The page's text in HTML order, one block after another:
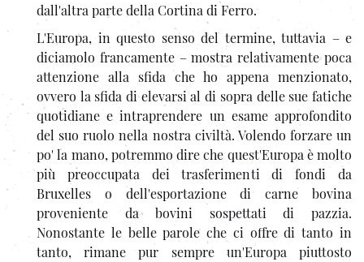
dall'altra parte della Cortina di Ferro.
L'Europa, in questo senso del termine, tuttavia – e
diciamolo francamente – mostra relativamente poca
attenzione alla sfida che ho appena menzionato,
ovvero la sfida di elevarsi al di sopra delle sue fatiche
quotidiane e intraprendere un esame approfondito
del suo ruolo nella nostra civiltà. Volendo forzare un
po' la mano, potremmo dire che quest'Europa è molto
più preoccupata dei trasferimenti di fondi da
Bruxelles o dell'esportazione di carne bovina
proveniente da bovini sospettati di pazzia.
Nonostante le belle parole che ci offre di tanto in
tanto, rimane pur sempre un'Europa piuttosto